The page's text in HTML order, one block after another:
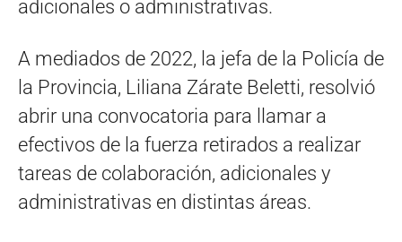
adicionales o administrativas.
A mediados de 2022, la jefa de la Policía de
la Provincia, Liliana Zárate Beletti, resolvió
abrir una convocatoria para llamar a
efectivos de la fuerza retirados a realizar
tareas de colaboración, adicionales y
administrativas en distintas áreas.